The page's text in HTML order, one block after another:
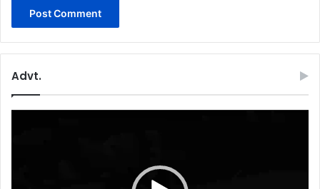
Advt.